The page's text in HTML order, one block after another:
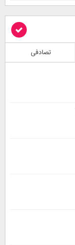
تصادفی